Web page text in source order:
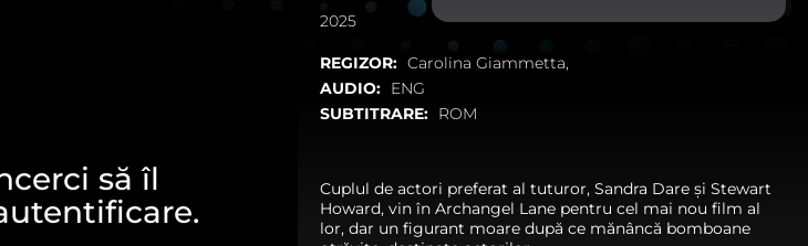
să îl
2025
REGIZOR: Carolina Giammetta,
AUDIO: ENG
SUBTITRARE: ROM
Cuplul de actori preferat al tuturor, Sandra Dare și Stewart
Howard, vin în Archangel Lane pentru cel mai nou film al
lor, dar un figurant moare după ce mănâncă bomboane